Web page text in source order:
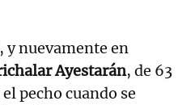
y nuevamente en
Ayestarán, de 63
pecho cuando se